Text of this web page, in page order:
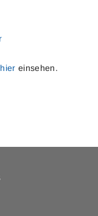
hier einsehen.